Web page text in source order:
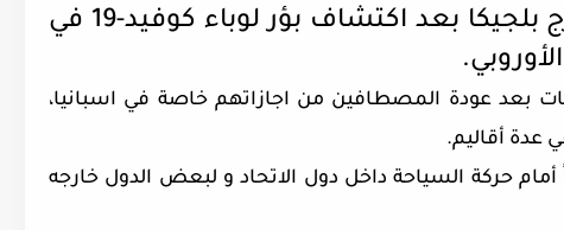
على تقييد حركة السفر إلى خارج بلجيكا بعد اكتشاف بؤر لوباء كوفيد-19 في
بعد عودة المصطافين من اجازاتهم خاصة في اسبانيا،
أقاليم.
حركة السياحة داخل دول الاتحاد و لبعض الدول خارجه